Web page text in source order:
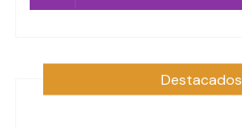
Destacados